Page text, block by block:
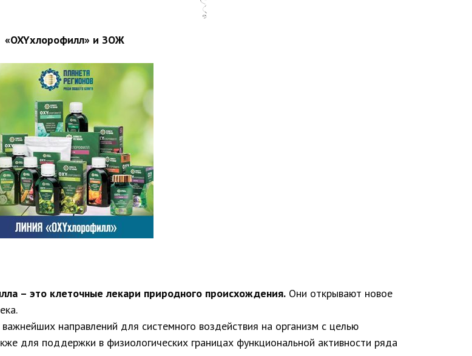
«OXYхлорофилл» и ЗОЖ
– это клеточные лекари природного происхождения. Они открывают новое
направлений для системного воздействия на организм с целью
для поддержки в физиологических границах функциональной активности ряда